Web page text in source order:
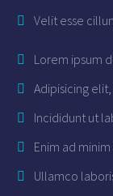
Velit esse
Lorem ipsum
Adipisicing
Incididunt ut
Enim ad
Ullamco